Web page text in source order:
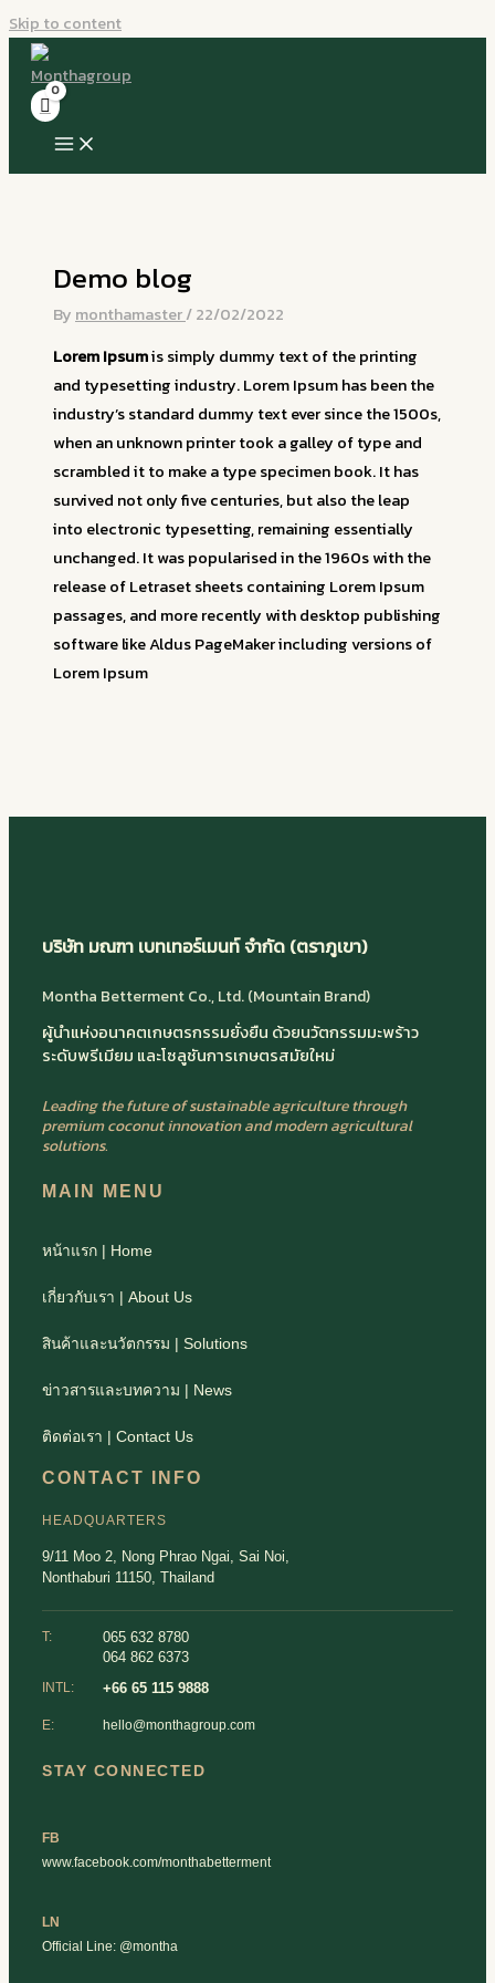
Skip to content
Demo blog
By monthamaster/22/02/2022
Lorem Ipsumis simply dummy text of the printing
and typesetting industry. Lorem Ipsum has been the
industry’s standard dummy text ever since the 1500s,
when an unknown printer took a galley of type and
scrambled it to make a type specimen book. It has
survived not only five centuries, but also the leap
into electronic typesetting, remaining essentially
unchanged. It was popularised in the 1960s with the
release of Letraset sheets containing Lorem Ipsum
passages, and more recently with desktop publishing
software like Aldus PageMaker including versions of
Lorem Ipsum
บริษัท มณฑา เบทเทอร์เมนท์ จำกัด (ตราภูเขา)
Montha Betterment Co., Ltd. (Mountain Brand)
ผู้นำแห่งอนาคตเกษตรกรรมยั่งยืน ด้วยนวัตกรรมมะพร้าว
ระดับพรีเมียม และโซลูชันการเกษตรสมัยใหม่
Leading the future of sustainable agriculture through
premium coconut innovation and modern agricultural
solutions.
MAIN MENU
หน้าแรก | Home
เกี่ยวกับเรา | About Us
สินค้าและนวัตกรรม | Solutions
ข่าวสารและบทความ | News
ติดต่อเรา | Contact Us
CONTACT INFO
HEADQUARTERS
9/11 Moo 2, Nong Phrao Ngai, Sai Noi,
Nonthaburi 11150, Thailand
T:
065 632 8780
064 862 6373
INTL: +66 65 115 9888
E: hello@monthagroup.com
STAY CONNECTED
FB
www.facebook.com/monthabetterment
LN
Official Line: @montha